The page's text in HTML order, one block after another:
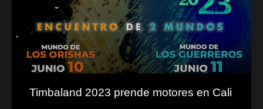
Timbaland 2023 prende motores en Cali